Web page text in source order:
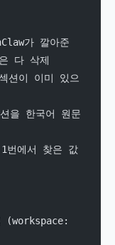
다 삭제